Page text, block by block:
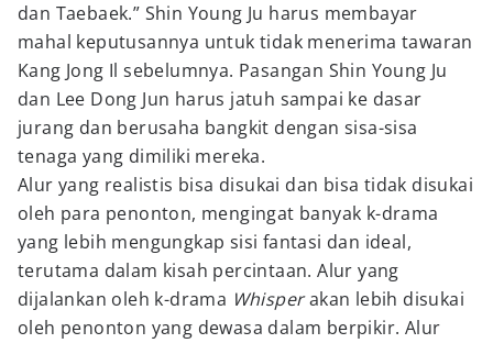
dan Taebaek.” Shin Young Ju harus membayar
mahal keputusannya untuk tidak menerima tawaran
Kang Jong Il sebelumnya. Pasangan Shin Young Ju
dan Lee Dong Jun harus jatuh sampai ke dasar
jurang dan berusaha bangkit dengan sisa-sisa
tenaga yang dimiliki mereka.
Alur yang realistis bisa disukai dan bisa tidak disukai
oleh para penonton, mengingat banyak k-drama
yang lebih mengungkap sisi fantasi dan ideal,
terutama dalam kisah percintaan. Alur yang
dijalankan oleh k-drama Whisperakan lebih disukai
oleh penonton yang dewasa dalam berpikir. Alur